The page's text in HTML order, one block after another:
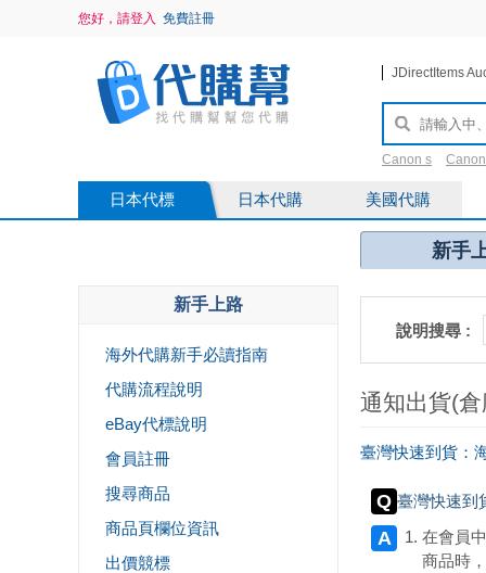
您好，請登入 免費註冊
JDirectItems
Canon s
日本代標 日本代購 美國代購
新手
新手上路
海外代購新手必讀指南
代購流程說明
eBay代標說明
會員註冊
搜尋商品
商品頁欄位資訊
出價競標
說明搜尋 :
通知出貨(
臺灣快速到貨：
臺灣快速到
在會員
商品時